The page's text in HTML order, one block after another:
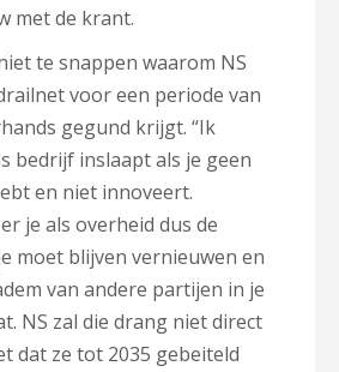
met de krant.
te snappen waarom NS
voor een periode van
gegund krijgt. “Ik
bedrijf inslaapt als je geen
en niet innoveert.
je als overheid dus de
moet blijven vernieuwen en
van andere partijen in je
NS zal die drang niet direct
dat ze tot 2035 gebeiteld